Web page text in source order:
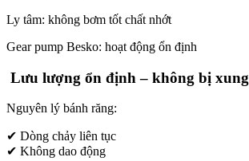
Ly tâm: không bơm tốt chất nhớt
Gear pump Besko: hoạt động ổn định
Lưu lượng ổn định – không bị xung
Nguyên lý bánh răng:
✔ Dòng chảy liên tục
✔ Không dao động